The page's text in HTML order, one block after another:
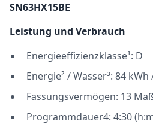
SN63HX15BE
Leistung und Verbrauch
Energieeffizienzklasse¹: D
Energie² / Wasser³: 84
Fassungsvermögen: 13
Programmdauer4: 4:30